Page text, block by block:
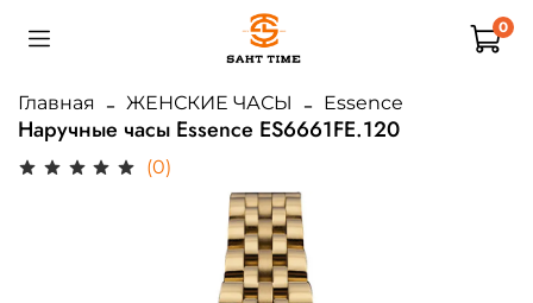
0
Главная ЖЕНСКИЕ ЧАСЫ Essence
Наручные часы Essence ES6661FE.120
(0)